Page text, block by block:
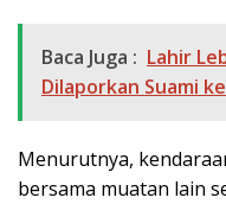
Baca Juga : Lahir
Dilaporkan Suami
Menurutnya,
bersama muatan lain